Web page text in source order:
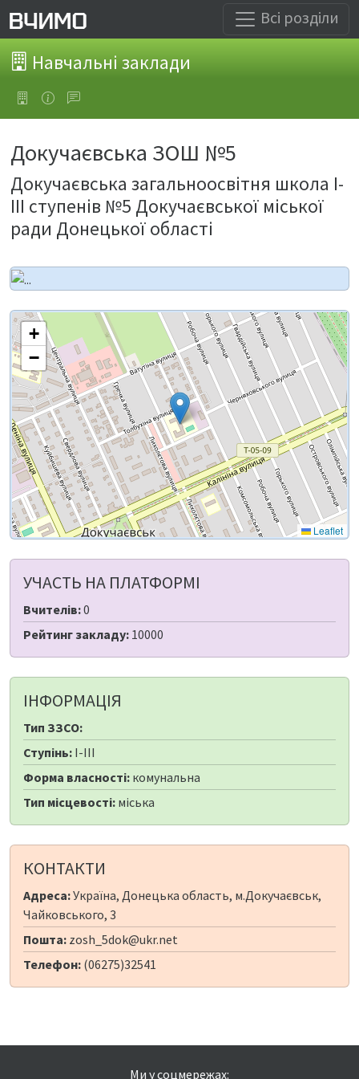
Всі розділи
Навчальні заклади
Докучаєвська ЗОШ №5
Докучаєвська загальноосвітня школа І-
ІІІ ступенів №5 Докучаєвської міської
ради Донецької області
+
−
Leaflet
УЧАСТЬ НА ПЛАТФОРМІ
Вчителів:0
Рейтинг закладу: 10000
ІНФОРМАЦІЯ
Тип ЗЗСО:
Ступінь: I-III
Форма власності: комунальна
Тип місцевості: міська
КОНТАКТИ
Адреса:Україна, Донецька область, м.Докучаєвськ,
Чайковського, 3
Пошта: zosh_5dok@ukr.net
Телефон: (06275)32541
Ми у соцмережах: